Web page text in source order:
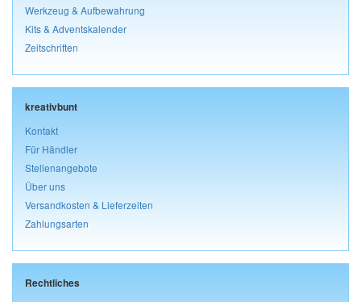
Werkzeug & Aufbewahrung
Kits & Adventskalender
Zeitschriften
kreativbunt
Kontakt
Für Händler
Stellenangebote
Über uns
Versandkosten & Lieferzeiten
Zahlungsarten
Rechtliches